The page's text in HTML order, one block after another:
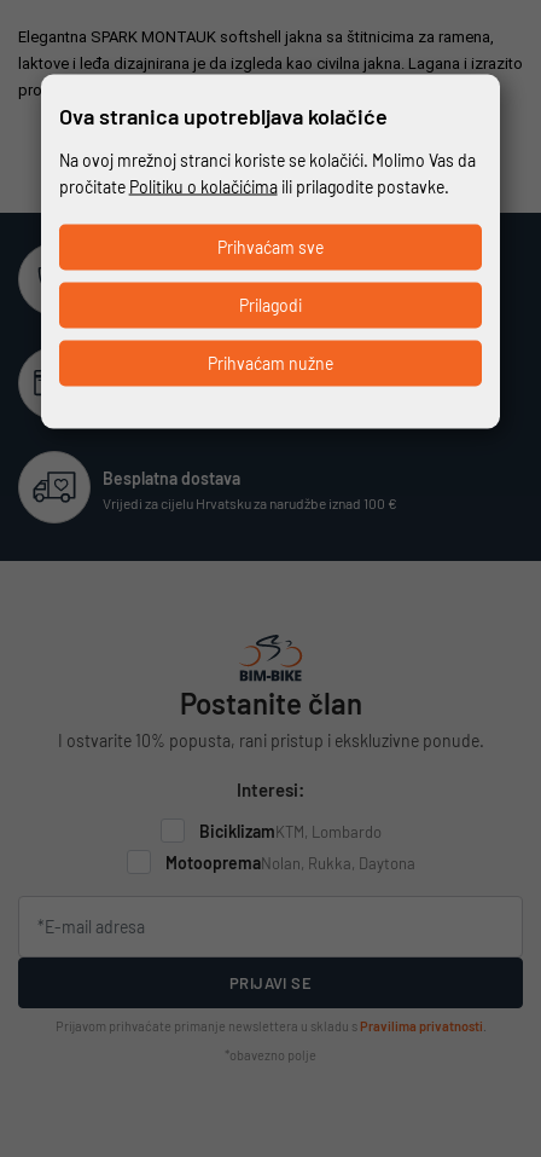
Elegantna SPARK MONTAUK softshell jakna sa štitnicima za ramena,
laktove i leđa dizajnirana je da izgleda kao civilna jakna. Lagana i izrazito
prozračna jakna.
Sigurna online kupovina
Beskamatno plaćanje
Besplatna dostava
Vrijedi za cijelu Hrvatsku za narudžbe iznad 100 €
Postanite član
I ostvarite 10% popusta, rani pristup i ekskluzivne ponude.
Interesi:
BiciklizamKTM, Lombardo
MotoopremaNolan, Rukka, Daytona
PRIJAVI SE
Prijavom prihvaćate primanje newslettera u skladu s Pravilima privatnosti
*obavezno polje
Ova stranica upotrebljava kolačiće
Na ovoj mrežnoj stranci koriste se kolačići. Molimo Vas da
pročitate Politiku o kolačićimaili prilagodite postavke.
Prihvaćam nužne
Prilagodi
Prihvaćam sve